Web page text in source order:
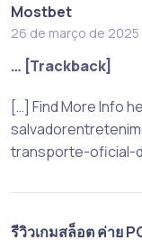
Mostbet
26 de março de 2025
… [Trackback]
[…] Find More Info
transporte-oficial-
รีวิวเกมสล็อต ค่าย